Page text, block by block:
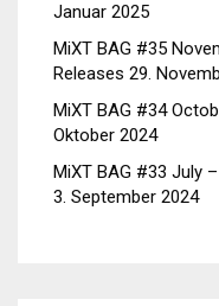
Januar 2025
MiXT BAG #35
Releases 29.
MiXT BAG #34
Oktober 2024
MiXT BAG #33 July
3. September 2024